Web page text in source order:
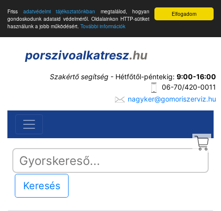
Elfogadom
Friss adatvédelmi tájékoztatónkban megtalálod, hogyan
gondoskodunk adataid védelméről. Oldalainkon HTTP-sütiket
használunk a jobb működésért. További információk
porszivoalkatresz.hu
Szakértő segítség - Hétfőtől-péntekig: 9:00-16:00
06-70/420-0011
nagyker@gomoriszerviz.hu
Keresés